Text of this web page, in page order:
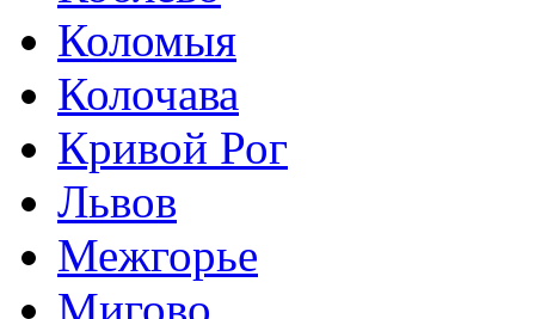
Коломыя
Колочава
Кривой Рог
Львов
Межгорье